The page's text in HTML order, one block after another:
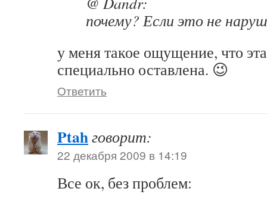
почему? Если это не
у меня такое ощущение, что
специально оставлена. 😉
Ответить
Ptahговорит:
22 декабря 2009 в 14:19
Все ок, без проблем: